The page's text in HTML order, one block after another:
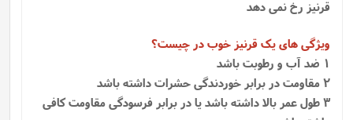
قرنیز رخ نمی دهد
ویژگی های یک قرنیز خوب در چیست؟
1 ضد آب و رطوبت باشد
2 مقاومت در برابر خوردندگی حشرات داشته باشد
3 طول عمر بالا داشته باشد یا در برابر فرسودگی مقاومت کافی